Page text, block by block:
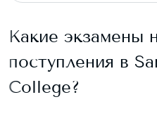
Какие экзамены
поступления в
College?